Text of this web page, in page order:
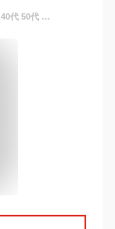
セットアップ メンズ スーツ 上下セット 大人 40代 50代 かっこいい きれいめ オフィス カジュアル ゴルフ テーラード ウォッシャブル ビジネス ストレッチ ジャージ スリム 春夏秋冬 送料無料【沖縄への配送不可】